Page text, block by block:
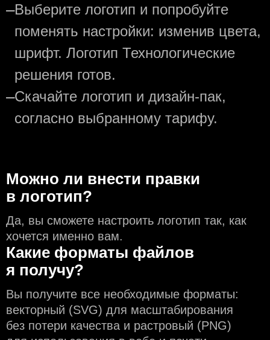
—Выберите логотип и попробуйте
поменять настройки: изменив цвета,
шрифт. Логотип Технологические
решения готов.
—Скачайте логотип и дизайн-пак,
согласно выбранному тарифу.
Можно ли внести правки
в логотип?
Да, вы сможете настроить логотип так, как
хочется именно вам.
Какие форматы файлов
я получу?
Вы получите все необходимые форматы:
векторный (SVG) для масштабирования
без потери качества и растровый (PNG)